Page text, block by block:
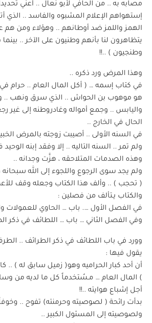
مصابه به .. من الحافي لأبو نعال .. أعني
إستهواهم الإعلام المشبوه والفاسد .. الذي
الهمز واللمز ضد أوطانهم .. وهؤلاء ومن هم
يتظاهرون لنا بأنهم وطنيون على الآخر ..
وطنجيون ) ..!!
وهذا المرض ورد ذكره ..
في كتاب إسمه … ( أكل المال العام .. حرام
هو موهوب بن الحواش .. الذي سرق ونهب ..
واليابس .. وجمع أمواله وغادروطنه إلى غير
الحال في الخارج ..
في السنه الأولى .. أصيبت زوجته بالمرض
ولم تمر .. السنه التاليه .. إلا وفقد إبنه
وهذه الصدمات المتلاحقه ، هزَّت وجدانه ..
ولم يجد سوى الرجوع واللجوء إلى الله
( تحجب ) .. وألف هذا الكتاب وجعله وقف
والكتاب يـتألف من فصلين :
في الفصل الأول …. باب … الحاوي للعمولات
وفي الفصل الثاني … باب … اللطائف في ذكر
وورد في باب اللطائف في ذكر الطرائف ..
يقول فيها :
أن أحد كبار الحراميه وهو( زميل سابق له ) ..
) المال العام … مـسُتخدماً كل ما لديه من
أجل إشباع هوايته ..!!
بدأت رائحة ( لصوصيته وحرمنته) تفوح ..
ولصوصيته إلى المسئول الكبير ..